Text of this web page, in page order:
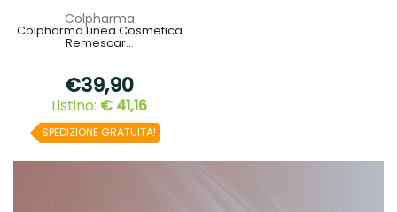
Colpharma
Colpharma Linea Cosmetica
Remescar...
€39,90
Listino: € 41,16
SPEDIZIONE GRATUITA!